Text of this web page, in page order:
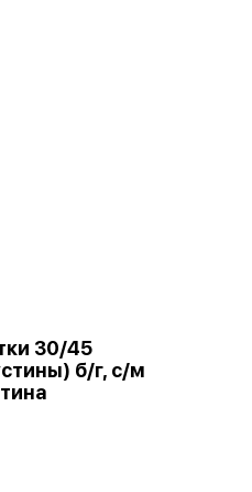
30/45
б/г, с/м